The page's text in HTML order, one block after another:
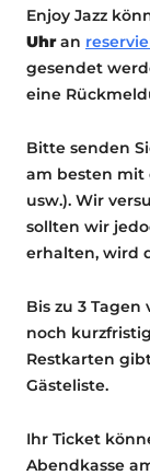
Enjoy Jazz
Uhran
gesendet
eine
Bitte senden
am besten mit
usw.). Wir
sollten wir
erhalten, wird
Bis zu 3
noch
Restkarten
Gästeliste.
Ihr Ticket
Abendkasse